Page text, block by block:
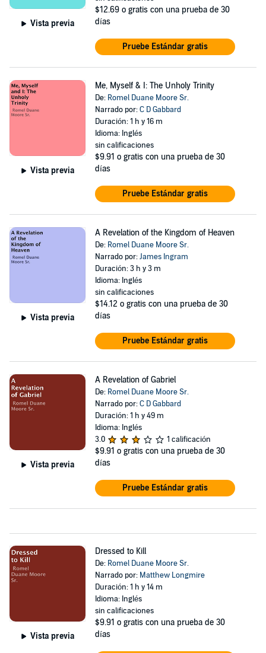
Vista previa
$12.69 o gratis con una prueba de 30
días
Pruebe Estándar gratis
Vista previa
Me, Myself & I: The Unholy Trinity
De: Romel Duane Moore Sr.
Narrado por:C D Gabbard
Duración: 1 h y 16 m
Idioma: Inglés
sin calificaciones
$9.91 o gratis con una prueba de 30
días
Pruebe Estándar gratis
Vista previa
A Revelation of the Kingdom of Heaven
De: Romel Duane Moore Sr.
Narrado por:James Ingram
Duración: 3 h y 3 m
Idioma: Inglés
sin calificaciones
$14.12 o gratis con una prueba de 30
días
Pruebe Estándar gratis
Vista previa
A Revelation of Gabriel
De: Romel Duane Moore Sr.
Narrado por:C D Gabbard
Duración: 1 h y 49 m
Idioma: Inglés
3.0
1 calificación
$9.91 o gratis con una prueba de 30
días
Pruebe Estándar gratis
Vista previa
Dressed to Kill
De: Romel Duane Moore Sr.
Narrado por: Matthew Longmire
Duración: 1 h y 14 m
Idioma: Inglés
sin calificaciones
$9.91 o gratis con una prueba de 30
días